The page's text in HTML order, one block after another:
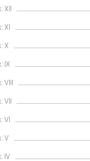
XI
X
IX
VI
V
IV